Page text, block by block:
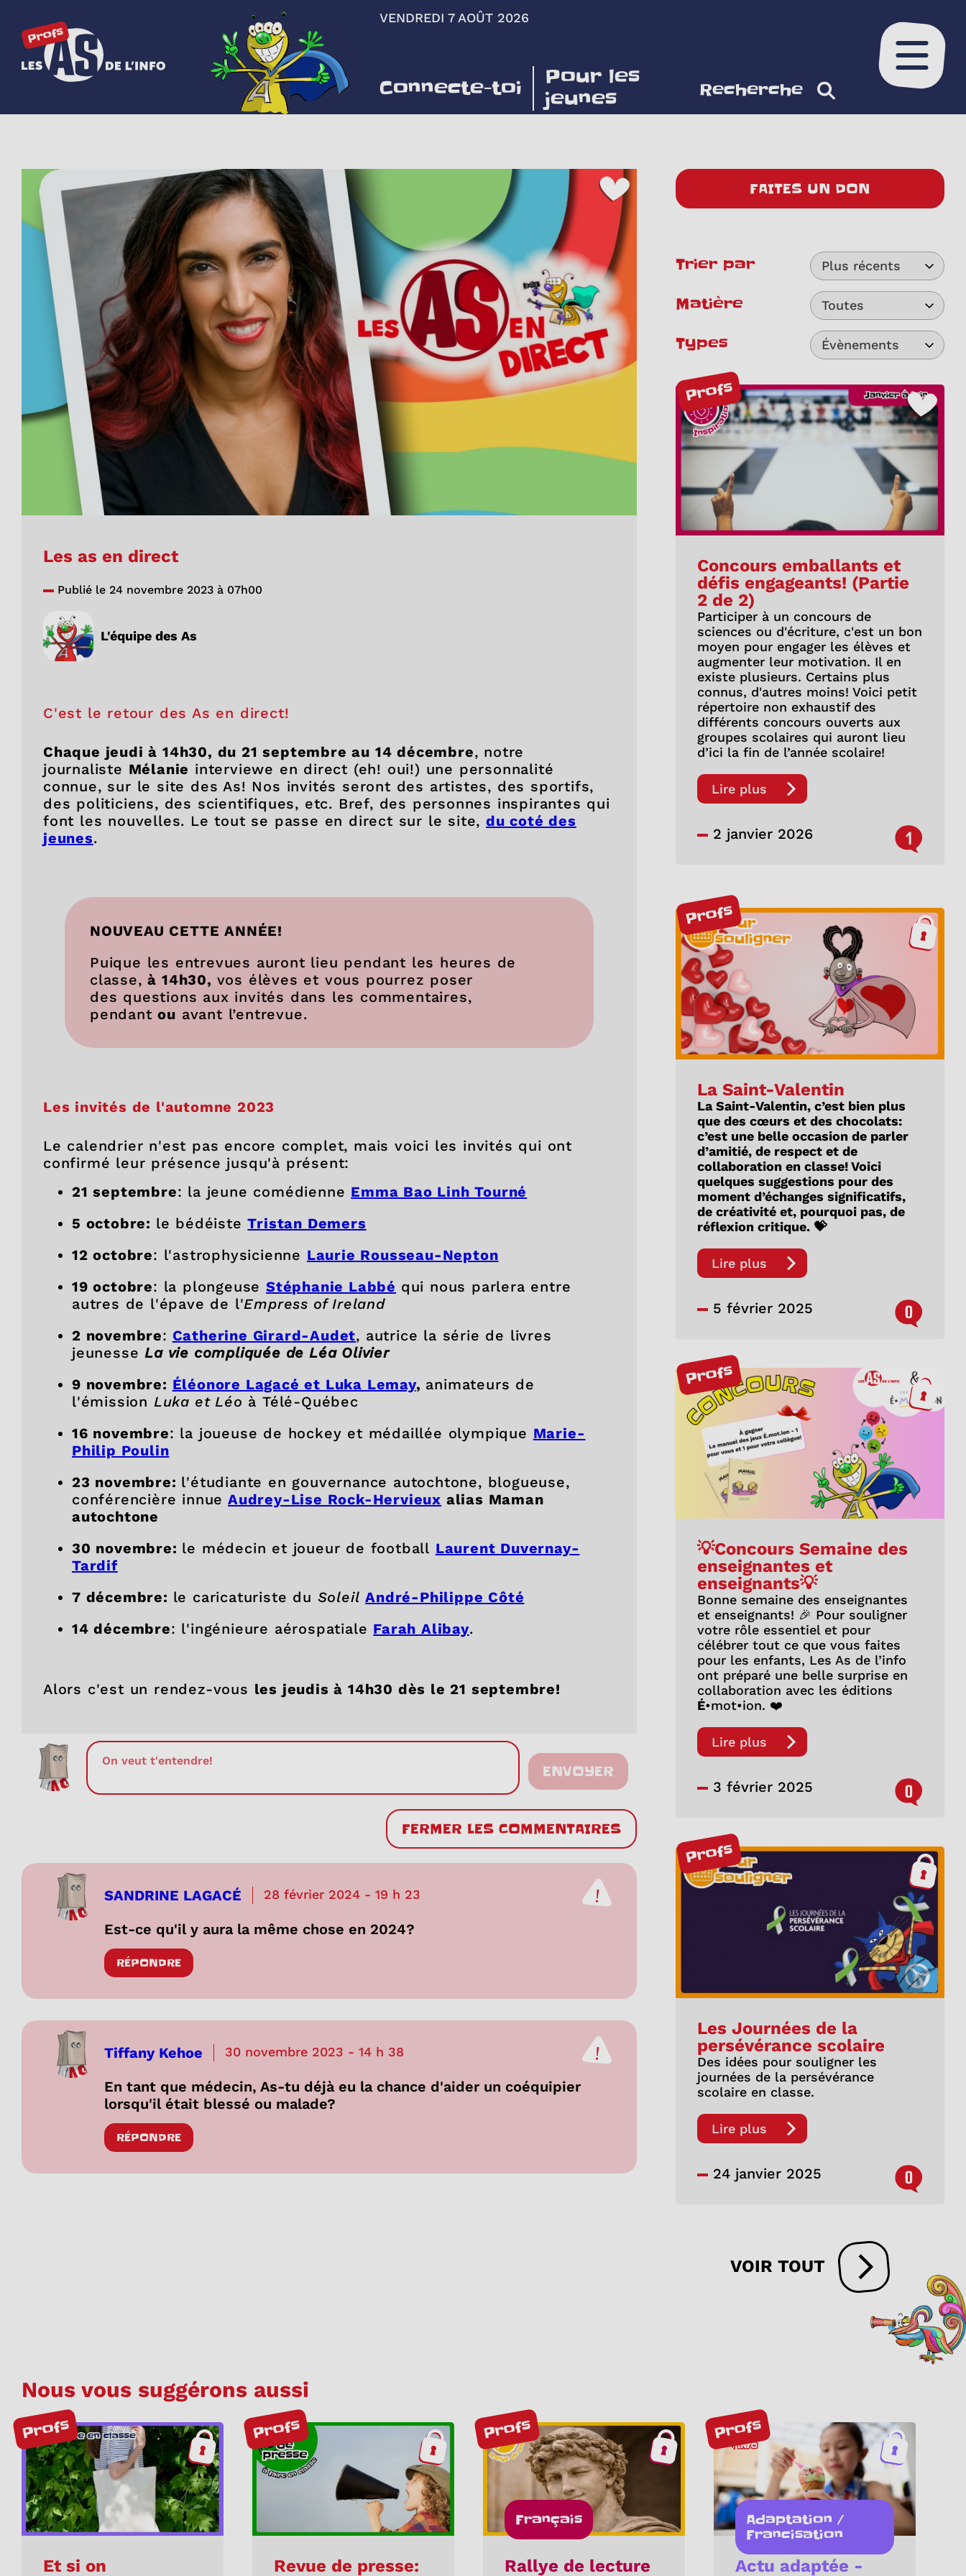
VENDREDI 7 AOÛT 2026
Connecte-toi
Pour les
jeunes
Recherche
Ouvrir le
Les as en direct
Publié le 24 novembre 2023 à 07h00
L'équipe des As
C'est le retour des As en direct!
Chaque jeudi à 14h30, du 21 septembre au 14 décembre, notre
journaliste Mélanie interviewe en direct (eh! oui!) une personnalité
connue, sur le site des As! Nos invités seront des artistes, des sportifs,
des politiciens, des scientifiques, etc. Bref, des personnes inspirantes qui
font les nouvelles. Le tout se passe en direct sur le site, du coté des
jeunes.
NOUVEAU CETTE ANNÉE!
Puique les entrevues auront lieu pendant les heures de
classe,à 14h30, vos élèves et vous pourrez poser
des questions aux invités dans les commentaires,
pendantou avant l’entrevue.
Les invités de l'automne 2023
Le calendrier n'est pas encore complet, mais voici les invités qui ont
confirmé leur présence jusqu'à présent:
21 septembre: la jeune comédienne Emma Bao Linh Tourné
5 octobre: le bédéisteTristan Demers
12 octobre: l'astrophysicienne Laurie Rousseau-Nepton
19 octobre: la plongeuse Stéphanie Labbé qui nous parlera entre
autres de l'épave de l'Empress of Ireland
2 novembre: Catherine Girard-Audet, autrice la série de livres
jeunesse La vie compliquée de Léa Olivier
9 novembre: Éléonore Lagacé et Luka Lemay, animateurs de
l'émission Luka et Léo à Télé-Québec
16 novembre: la joueuse de hockey et médaillée olympique Marie-
Philip Poulin
23 novembre: l'étudiante en gouvernance autochtone, blogueuse,
conférencière innue Audrey-Lise Rock-Hervieux alias Maman
autochtone
30 novembre: le médecin et joueur de football Laurent Duvernay-
Tardif
7 décembre: le caricaturiste du Soleil André-Philippe Côté
14 décembre: l'ingénieure aérospatiale Farah Alibay.
Alors c'est un rendez-vous les jeudis à 14h30 dès le 21 septembre!
ENVOYER
FERMER LES COMMENTAIRES
SANDRINE LAGACÉ 28 février 2024 - 19 h 23
Est-ce qu'il y aura la même chose en 2024?
RÉPONDRE
Tiffany Kehoe 30 novembre 2023 - 14 h 38
En tant que médecin, As-tu déjà eu la chance d'aider un coéquipier
lorsqu'il était blessé ou malade?
RÉPONDRE
FAITES UN DON
Trier par Plus récents
Matière Toutes
Types Évènements
Profs
Concours emballants et
défis engageants! (Partie
2 de 2)
Participer à un concours de
sciences ou d'écriture, c'est un bon
moyen pour engager les élèves et
augmenter leur motivation. Il en
existe plusieurs. Certains plus
connus, d'autres moins! Voici petit
répertoire non exhaustif des
différents concours ouverts aux
groupes scolaires qui auront lieu
d’ici la fin de l’année scolaire!
Lire plus
2 janvier 2026 1
Profs
La Saint-Valentin
La Saint-Valentin, c’est bien plus
que des cœurs et des chocolats:
c’est une belle occasion de parler
d’amitié, de respect et de
collaboration en classe! Voici
quelques suggestions pour des
moment d’échanges significatifs,
de créativité et, pourquoi pas, de
réflexion critique. 💝
Lire plus
5 février 2025 0
Profs
💡Concours Semaine des
enseignantes et
enseignants💡
Bonne semaine des enseignantes
et enseignants! 🎉 Pour souligner
votre rôle essentiel et pour
célébrer tout ce que vous faites
pour les enfants, Les As de l’info
ont préparé une belle surprise en
collaboration avec les éditions
É•mot•ion. ❤️
Lire plus
3 février 2025 0
Profs
Les Journées de la
persévérance scolaire
Des idées pour souligner les
journées de la persévérance
scolaire en classe.
Lire plus
24 janvier 2025 0
VOIR TOUT
Nous vous suggérons aussi
Profs
Et si on
Profs
Revue de presse:
Profs
Français
Rallye de lecture
Profs
Adaptation /
Francisation
Actu adaptée -